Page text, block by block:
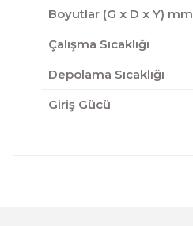
Boyutlar (G x D x Y) mm
Çalışma Sıcaklığı
Depolama Sıcaklığı
Giriş Gücü